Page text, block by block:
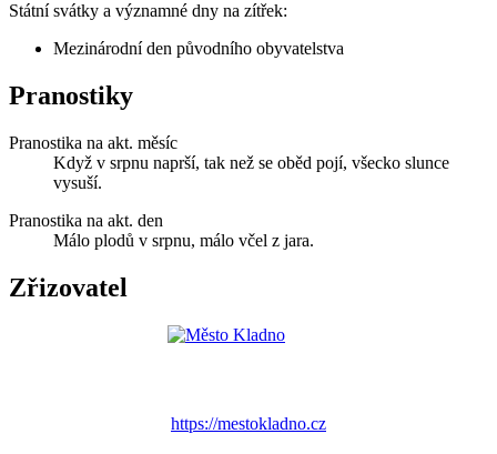
Státní svátky a významné dny na zítřek:
Mezinárodní den původního obyvatelstva
Pranostiky
Pranostika na akt. měsíc
Když v srpnu naprší, tak než se oběd pojí, všecko slunce
vysuší.
Pranostika na akt. den
Málo plodů v srpnu, málo včel z jara.
Zřizovatel
https://mestokladno.cz